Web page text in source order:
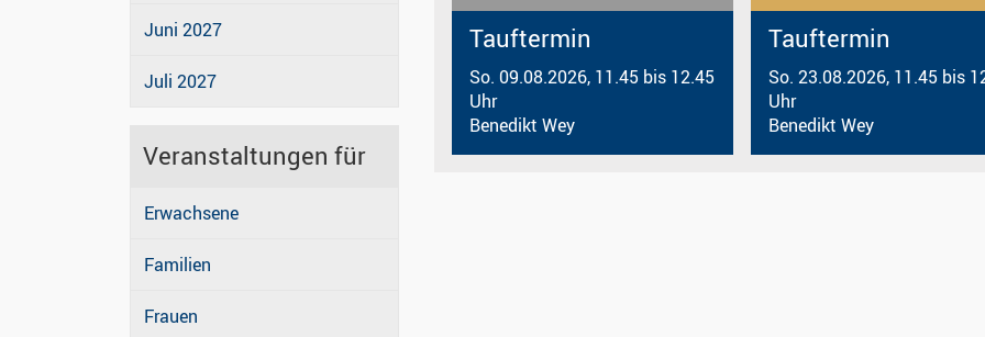
Juni 2027
Juli 2027
Veranstaltungen für
Erwachsene
Familien
Frauen
Tauftermin
So. 09.08.2026, 11.45 bis 12.45
Uhr
Benedikt Wey
Tauftermin
So. 23.08.2026, 11.45 bis
Uhr
Benedikt Wey